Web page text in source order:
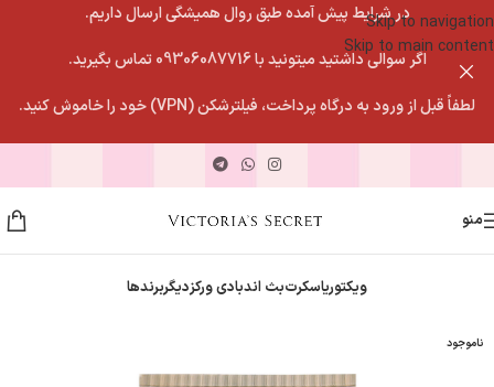
Skip to navigation
Skip to main content
در شرایط پیش آمده طبق روال همیشگی ارسال داریم.
اگر سوالی داشتید میتونید با 09306087716 تماس بگیرید.
لطفاً قبل از ورود به درگاه پرداخت، فیلترشکن (VPN) خود را خاموش کنید.
منو
ویکتوریاسکرتبث اندبادی ورکزدیگربرندها
ناموجود